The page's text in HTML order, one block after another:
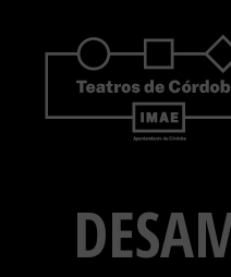
contenido